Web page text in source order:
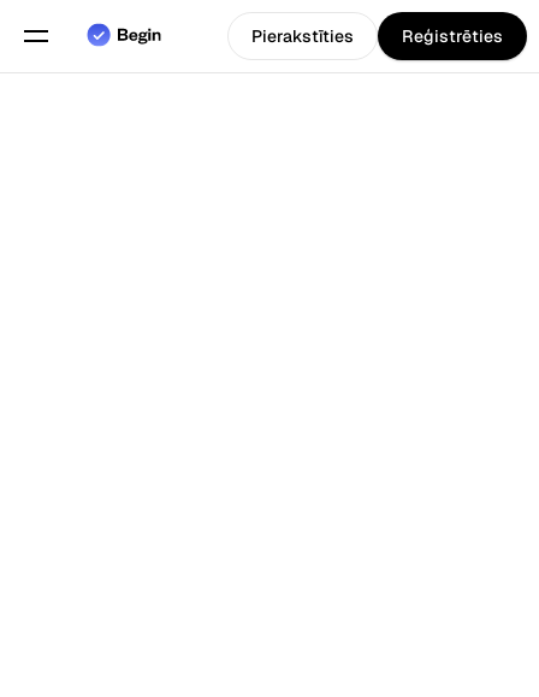
Pierakstīties Reģistrēties